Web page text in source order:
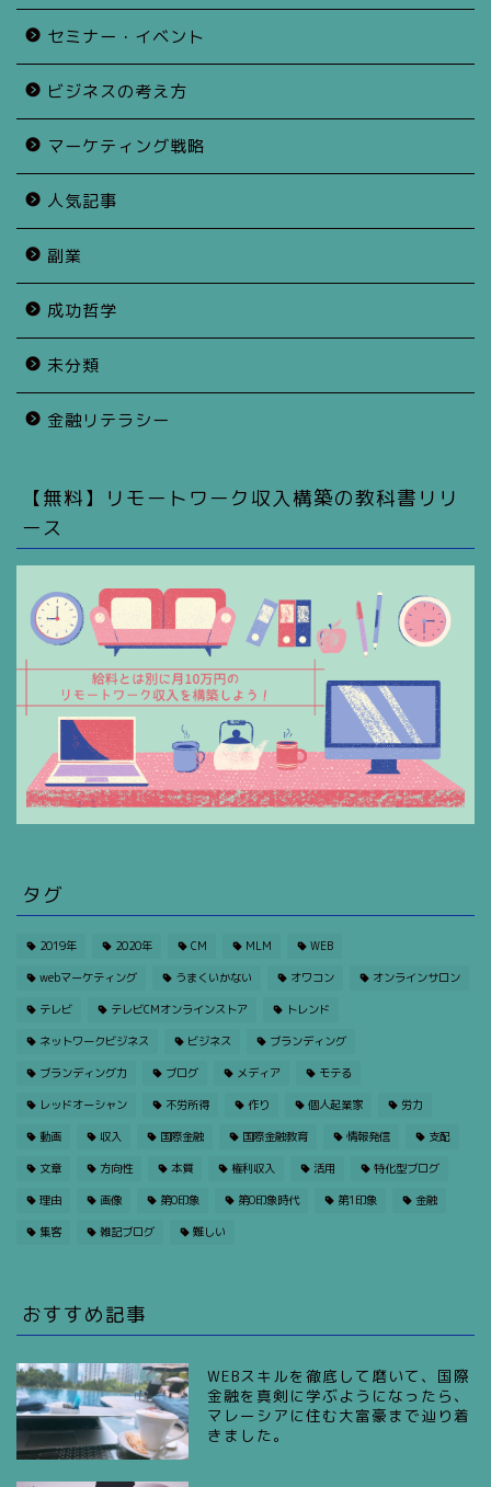
セミナー・イベント
ビジネスの考え方
マーケティング戦略
人気記事
副業
成功哲学
未分類
金融リテラシー
【無料】リモートワーク収入構築の教科書リリ
ース
タグ
2019年 2020年 CM MLM WEB
webマーケティング うまくいかない オワコン オンラインサロン
テレビ テレビCMオンラインストア トレンド
ネットワークビジネス ビジネス ブランディング
ブランディング力 ブログ メディア モテる
レッドオーシャン 不労所得 作り 個人起業家 労力
動画 収入 国際金融 国際金融教育 情報発信 支配
文章 方向性 本質 権利収入 活用 特化型ブログ
理由 画像 第0印象 第0印象時代 第1印象 金融
集客 雑記ブログ 難しい
おすすめ記事
WEBスキルを徹底して磨いて、国際
金融を真剣に学ぶようになったら、
マレーシアに住む大富豪まで辿り着
きました。